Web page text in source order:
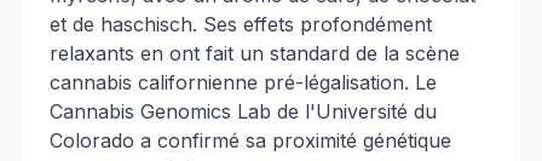
et de haschisch. Ses effets profondément
relaxants en ont fait un standard de la scène
cannabis californienne pré-légalisation. Le
Cannabis Genomics Lab de l'Université du
Colorado a confirmé sa proximité génétique